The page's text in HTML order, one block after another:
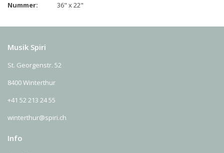
Nummer:
36" x 22"
Musik Spiri
St. Georgenstr. 52
8400 Winterthur
+41 52 213 24 55
winterthur@spiri.ch
Info